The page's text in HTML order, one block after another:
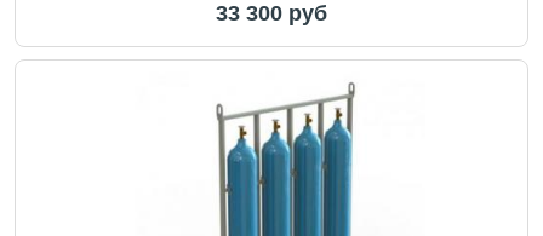
33 300 руб